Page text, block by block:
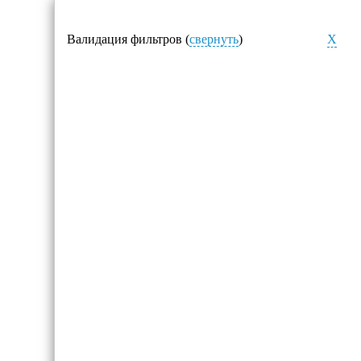
Валидация фильтров (свернуть)
X